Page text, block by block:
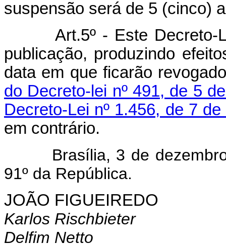
suspensão será de 5 (cinco)
Art.5º - Este
publicação, produzindo
data em que ficarão
do Decreto-lei nº 491, de 5
Decreto-Lei nº 1.456, de 7
em contrário.
Brasília, 3 de dezembro
91º da República.
JOÃO FIGUEIREDO
Karlos Rischbieter
Delfim Netto